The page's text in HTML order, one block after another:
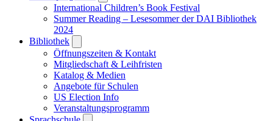
submenu
International Children’s Book Festival
Summer Reading – Lesesommer der DAI Bibliothek
2024
Bibliothek
submenu
Öffnungszeiten & Kontakt
Mitgliedschaft & Leihfristen
Katalog & Medien
Angebote für Schulen
US Election Info
Veranstaltungsprogramm